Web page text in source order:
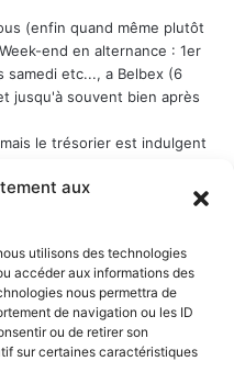
aux
utilisons des technologies
accéder aux informations des
nous permettra de
de navigation ou les ID
ou de retirer son
sur certaines caractéristiques
(enfin quand même plutôt
end en alternance : 1er
samedi etc..., a Belbex (6
jusqu'à souvent bien après
le trésorier est indulgent
15000 Aurillac